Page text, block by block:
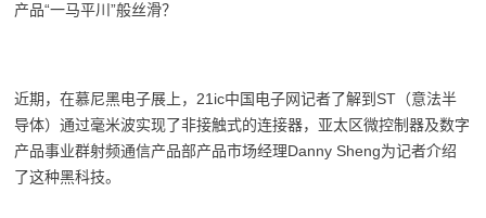
产品“一马平川”般丝滑？
近期，在慕尼黑电子展上，21ic中国电子网记者了解到ST（意法半
导体）通过毫米波实现了非接触式的连接器，亚太区微控制器及数字
产品事业群射频通信产品部产品市场经理Danny Sheng为记者介绍
了这种黑科技。